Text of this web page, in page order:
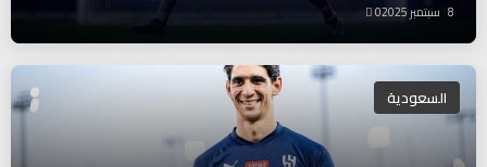
8 سبتمبر 2025 0
السعودية